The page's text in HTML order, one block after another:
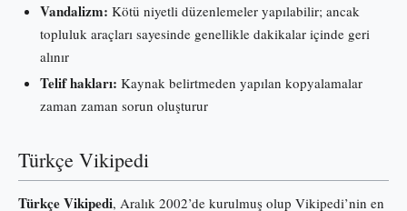
Vandalizm: Kötü niyetli düzenlemeler yapılabilir; ancak
topluluk araçları sayesinde genellikle dakikalar içinde geri
alınır
Telif hakları: Kaynak belirtmeden yapılan kopyalamalar
zaman zaman sorun oluşturur
Türkçe Vikipedi
Türkçe Vikipedi, Aralık 2002’de kurulmuş olup Vikipedi’nin en